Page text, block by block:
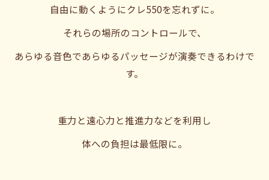
自由に動くようにクレ550を忘れずに。
それらの場所のコントロールで、
あらゆる音色であらゆるパッセージが演奏できるわけで
す。
重力と遠心力と推進力などを利用し
体への負担は最低限に。